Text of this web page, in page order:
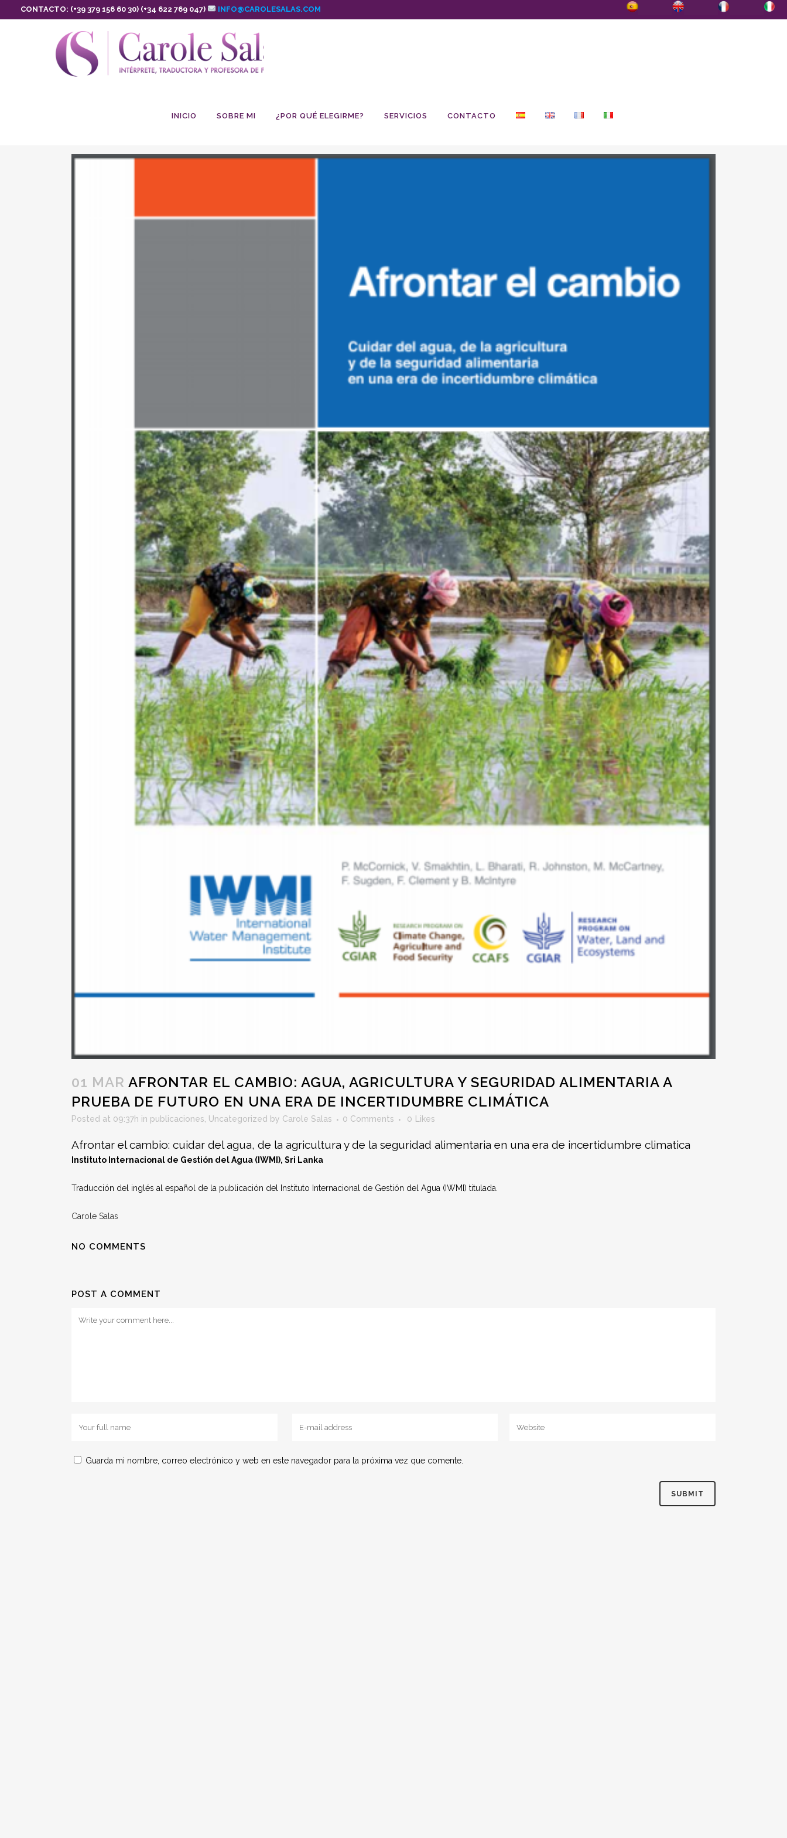
CONTACTO: (+39 379 156 60 30) (+34 622 769 047) INFO@CAROLESALAS.COM
INICIO SOBRE MI ¿POR QUÉ ELEGIRME? SERVICIOS CONTACTO
01 MAR AFRONTAR EL CAMBIO: AGUA, AGRICULTURA Y SEGURIDAD ALIMENTARIA A
PRUEBA DE FUTURO EN UNA ERA DE INCERTIDUMBRE CLIMÁTICA
Posted at 09:37h in publicaciones, Uncategorized by Carole Salas 0 Comments 0 Likes
Afrontar el cambio: cuidar del agua, de la agricultura y de la seguridad alimentaria en una era de incertidumbre climatica
Instituto Internacional de Gestión del Agua (IWMI), Sri Lanka
Traducción del inglés al español de la publicación del Instituto Internacional de Gestión del Agua (IWMI) titulada.
Carole Salas
NO COMMENTS
POST A COMMENT
Guarda mi nombre, correo electrónico y web en este navegador para la próxima vez que comente.